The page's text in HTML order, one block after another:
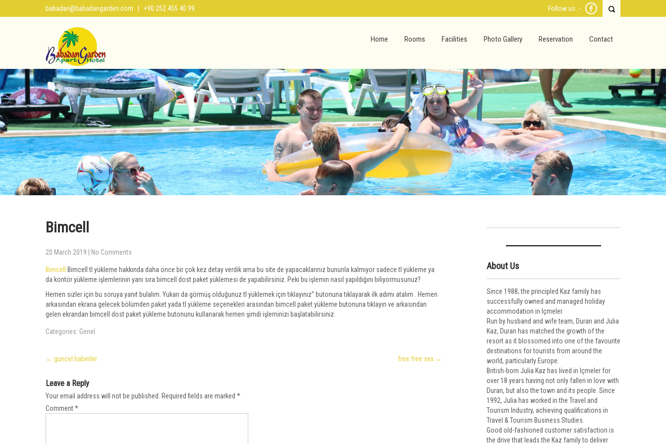
babadan@babadangarden.com | +90 252 455 40 99 Follow us :-
Home Rooms Facilities Photo Gallery Reservation Contact
Bimcell
20 March 2019 No Comments
Bimcell
Bimcell tl yükleme hakkında daha önce bir çok kez detay verdik ama bu site de yapacaklarınız bununla kalmıyor sadece tl yükleme ya
da kontör yükleme işlemlerinin yanı sıra bimcell dost paket yüklemesi de yapabilirsiniz. Peki bu işlemin nasıl yapıldığını biliyormusunuz?
Hemen sizler için bu soruya yanıt bulalım. Yukarı da görmüş olduğunuz tl yüklemek için tıklayınız” butonuna tıklayarak ilk adımı atalım . Hemen
arkasından ekrana gelecek bölümden paket yada tl yükleme seçenekleri arasından bimcell paket yükleme butonuna tıklayın ve arkasından
gelen ekrandan bimcell dost paket yükleme butonunu kullanarak hemen şimdi işleminizi başlatabilirsiniz.
Categories: Genel
navigation
← guncel haberler free free sex →
Leave a Reply
Your email address will not be published. Required fields are marked *
Comment*
About Us
Since 1988, the principled Kaz family has
successfully owned and managed holiday
accommodation in Içmeler.
Run by husband and wife team, Duran and Julia
Kaz, Duran has matched the growth of the
resort as it blossomed into one of the favourite
destinations for tourists from around the
world, particularly Europe.
British-born Julia Kaz has lived in Içmeler for
over 18 years having not only fallen in love with
Duran, but also the town and its people. Since
1992, Julia has worked in the Travel and
Tourism Industry, achieving qualifications in
Travel & Tourism Business Studies.
Good old-fashioned customer satisfaction is
the drive that leads the Kaz family to deliver